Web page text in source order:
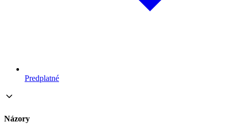
Predplatné
Názory